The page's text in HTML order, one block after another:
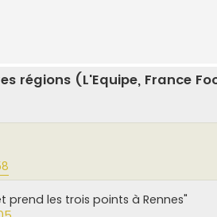
régions (L'Equipe, France
les trois points à Rennes"